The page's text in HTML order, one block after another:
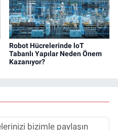
Robot Hücrelerinde loT
Tabanlı Yapılar Neden Önem
Kazanıyor?